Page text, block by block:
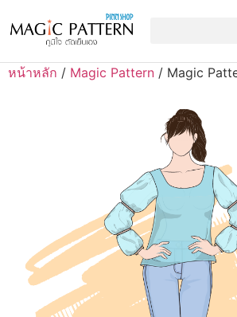
หน้าหลัก / Magic Pattern / Magic